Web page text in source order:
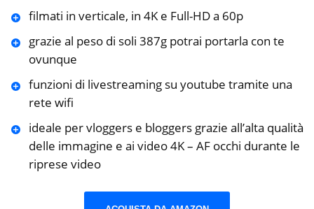
filmati in verticale, in 4K e Full-HD a 60p
grazie al peso di soli 387g potrai portarla con te
ovunque
funzioni di livestreaming su youtube tramite una
rete wifi
ideale per vloggers e bloggers grazie all’alta qualità
delle immagine e ai video 4K – AF occhi durante le
riprese video